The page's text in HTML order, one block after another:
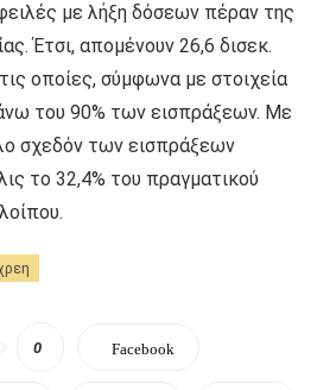
με λήξη δόσεων πέραν της
Έτσι, απομένουν 26,6 δισεκ.
οποίες, σύμφωνα με στοιχεία
του 90% των εισπράξεων. Με
σχεδόν των εισπράξεων
το 32,4% του πραγματικού
0 Facebook